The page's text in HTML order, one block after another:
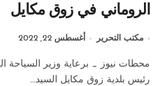
الروماني في زوق مكايل
مكتب التحرير أغسطس 22, 2022
محطات نيوز _ برعاية وزير السياحة المهندس وليد نصّار دعا
رئيس بلدية زوق مكايل السيد...